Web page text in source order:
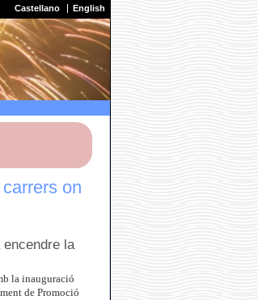
Castellano English
on
la
la inauguració
de Promoció